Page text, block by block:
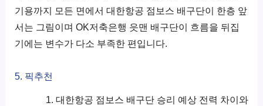
기용까지 모든 면에서 대한항공 점보스 배구단이 한층 앞
서는 그림이며 OK저축은행 읏맨 배구단이 흐름을 뒤집
기에는 변수가 다소 부족한 편입니다.
5. 픽추천
대한항공 점보스 배구단 승리 예상 전력 차이와